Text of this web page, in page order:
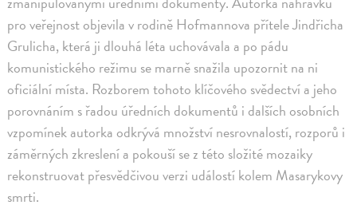
pro veřejnost objevila v rodině Hofmannova přítele Jindřicha
Grulicha, která ji dlouhá léta uchovávala a po pádu
komunistického režimu se marně snažila upozornit na ni
oficiální místa. Rozborem tohoto klíčového svědectví a jeho
porovnáním s řadou úředních dokumentů i dalších osobních
vzpomínek autorka odkrývá množství nesrovnalostí, rozporů i
záměrných zkreslení a pokouší se z této složité mozaiky
rekonstruovat přesvědčivou verzi událostí kolem Masarykovy
smrti.